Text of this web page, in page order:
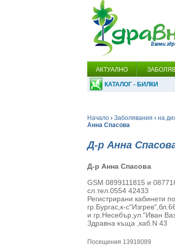
АКТУАЛНО
КАТАЛОГ - БИЛКИ
Начало › Заболявания › на
Анна Спасова
Д-р Анна
Д-р Анна Спасова
GSM 0899111815 и
сл.тел.0554 42433
Регистрирани кабинети
гр.Бургас,к-
и гр.Несебър,ул."Иван
Здравна къща ,каб.N 43
Посещения 13918089